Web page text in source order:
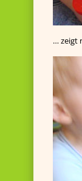
… zeigt